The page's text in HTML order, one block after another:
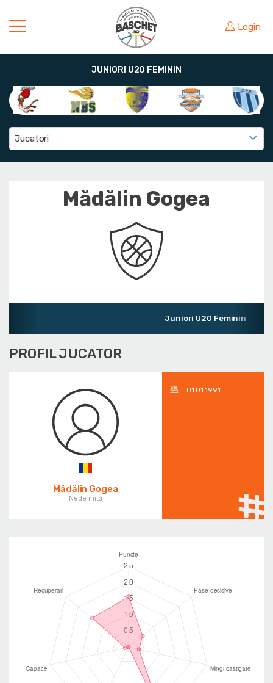
Login
JUNIORI U20 FEMININ
Jucatori
Mădălin Gogea
Juniori U20 Feminin
PROFIL JUCATOR
Mădălin Gogea
Nedefinită
01.01.1991